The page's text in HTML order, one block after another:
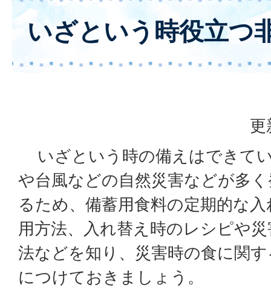
いざという時役立つ
更
いざという時の備えはできて
や台風などの自然災害な どが多
るため、備蓄用食料の定期的な
用方法、入れ替え時のレシピや
法などを知り、災害時の食に関
につけておきましょう。